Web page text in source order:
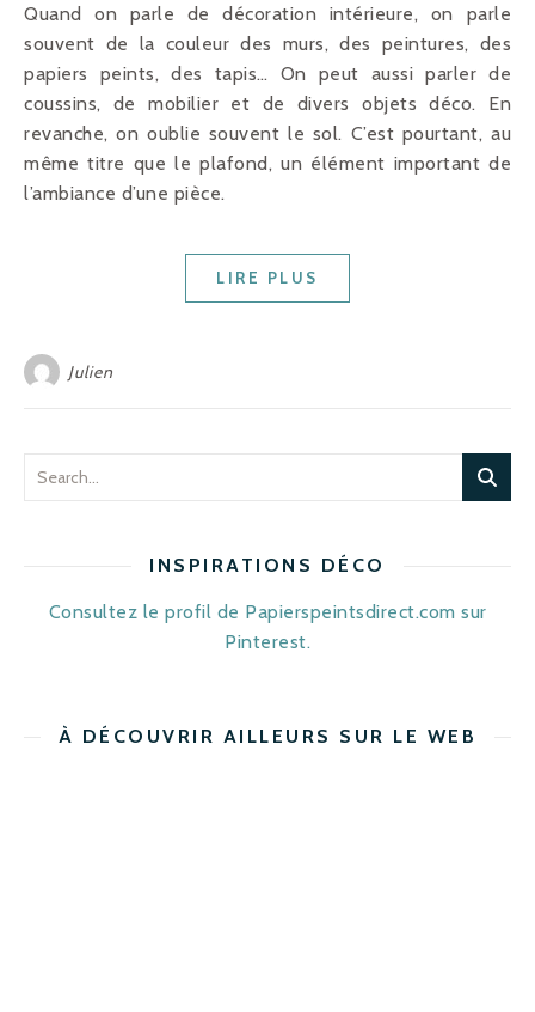
Quand on parle de décoration intérieure, on parle
souvent de la couleur des murs, des peintures, des
papiers peints, des tapis… On peut aussi parler de
coussins, de mobilier et de divers objets déco. En
revanche, on oublie souvent le sol. C’est pourtant, au
même titre que le plafond, un élément important de
l’ambiance d’une pièce.
LIRE PLUS
Julien
INSPIRATIONS DÉCO
Consultez le profil de Papierspeintsdirect.com sur
Pinterest.
À DÉCOUVRIR AILLEURS SUR LE WEB